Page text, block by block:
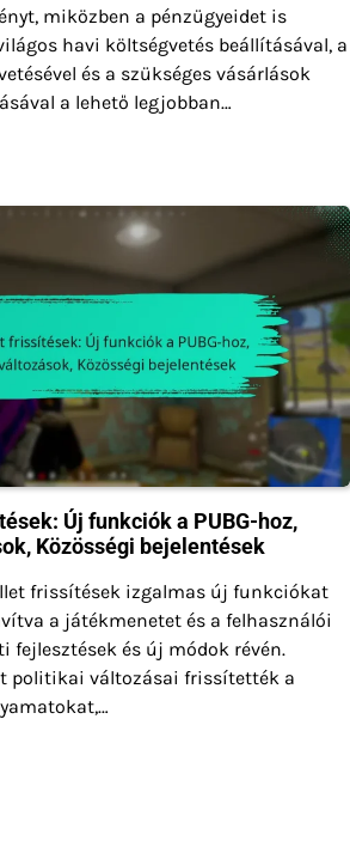
miközben a pénzügyeidet is
havi költségvetés beállításával, a
és a szükséges vásárlások
a lehető legjobban…
Új funkciók a PUBG-hoz,
Közösségi bejelentések
frissítések izgalmas új funkciókat
a játékmenetet és a felhasználói
fejlesztések és új módok révén.
politikai változásai frissítették a